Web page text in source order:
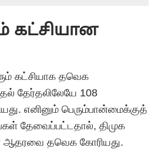
கட்சியான
கட்சியாக தவெக
தேர்தலிலேயே 108
எனினும் பெரும்பான்மைக்குத்
தேவைப்பட்டதால், திமுக
ஆதரவை தவெக கோரியது.